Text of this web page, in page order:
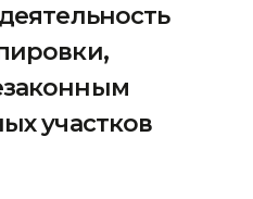
участков